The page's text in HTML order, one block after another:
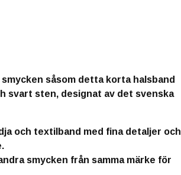
såsom detta korta halsband
svart sten, designat av det svenska
och textilband med fina detaljer och
smycken från samma märke för